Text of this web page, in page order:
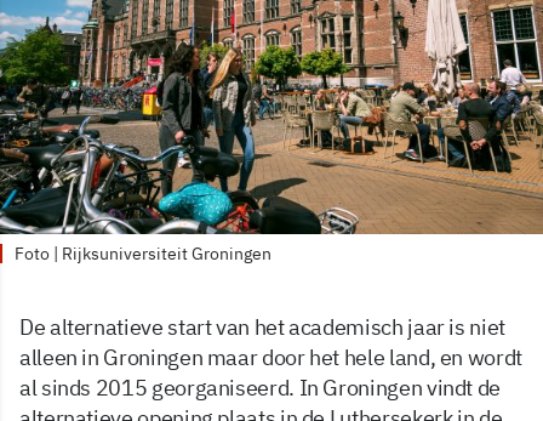
Foto | Rijksuniversiteit Groningen
De alternatieve start van het academisch jaar is niet
alleen in Groningen maar door het hele land, en wordt
al sinds 2015 georganiseerd. In Groningen vindt de